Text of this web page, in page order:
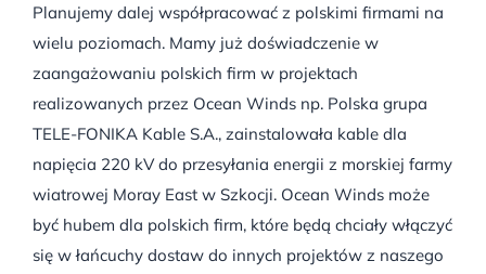
Planujemy dalej współpracować z polskimi firmami na
wielu poziomach. Mamy już doświadczenie w
zaangażowaniu polskich firm w projektach
realizowanych przez Ocean Winds np. Polska grupa
TELE-FONIKA Kable S.A., zainstalowała kable dla
napięcia 220 kV do przesyłania energii z morskiej farmy
wiatrowej Moray East w Szkocji. Ocean Winds może
być hubem dla polskich firm, które będą chciały włączyć
się w łańcuchy dostaw do innych projektów z naszego